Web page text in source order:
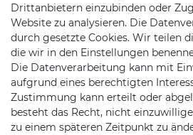
Versandpartner
Drittanbietern einzubinden oder
Website zu analysieren. Die
durch gesetzte Cookies. Wir teilen
die wir in den Einstellungen
Die Datenverarbeitung kann mit
aufgrund eines berechtigten
Zustimmung kann erteilt oder
besteht das Recht, nicht
zu einem späteren Zeitpunkt zu